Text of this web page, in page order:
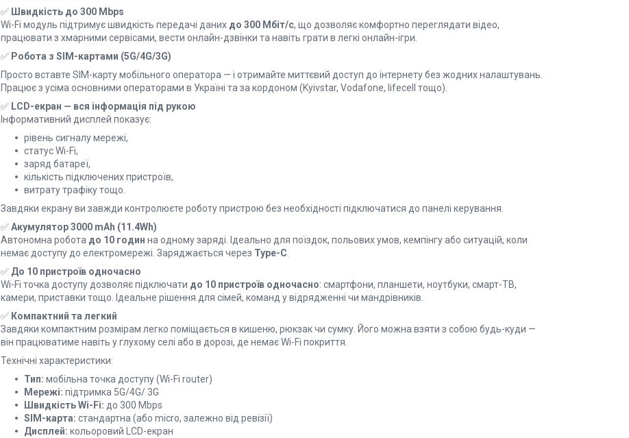
✅ Швидкість до 300 Mbps
Wi-Fi модуль підтримує швидкість передачі даних до 300 Мбіт/с, що дозволяє комфортно переглядати відео,
працювати з хмарними сервісами, вести онлайн-дзвінки та навіть грати в легкі онлайн-ігри.
✅ Робота з SIM-картами (5G/4G/3G)
Просто вставте SIM-карту мобільного оператора — і отримайте миттєвий доступ до інтернету без жодних налаштувань.
Працює з усіма основними операторами в Україні та за кордоном (Kyivstar, Vodafone, lifecell тощо).
✅ LCD-екран — вся інформація під рукою
Інформативний дисплей показує:
рівень сигналу мережі,
статус Wi-Fi,
заряд батареї,
кількість підключених пристроїв,
витрату трафіку тощо.
Завдяки екрану ви завжди контролюєте роботу пристрою без необхідності підключатися до панелі керування.
✅Акумулятор 3000 mAh (11.4Wh)
Автономна робота до 10 годин на одному заряді. Ідеально для поїздок, польових умов, кемпінгу або ситуацій, коли
немає доступу до електромережі. Заряджається через Type-C.
✅ До 10 пристроїв одночасно
Wi-Fi точка доступу дозволяє підключати до 10 пристроїв одночасно: смартфони, планшети, ноутбуки, смарт-ТВ,
камери, приставки тощо. Ідеальне рішення для сімей, команд у відрядженні чи мандрівників.
✅ Компактний та легкий
Завдяки компактним розмірам легко поміщається в кишеню, рюкзак чи сумку. Його можна взяти з собою будь-куди —
він працюватиме навіть у глухому селі або в дорозі, де немає Wi-Fi покриття.
Технічні характеристики:
Тип: мобільна точка доступу (Wi-Fi router)
Мережі: підтримка 5G/4G/ 3G
Швидкість Wi-Fi: до 300 Mbps
SIM-карта: стандартна (або micro, залежно від ревізії)
Дисплей: кольоровий LCD-екран